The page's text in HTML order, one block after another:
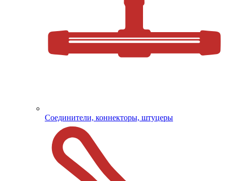
Соединители, коннекторы, штуцеры